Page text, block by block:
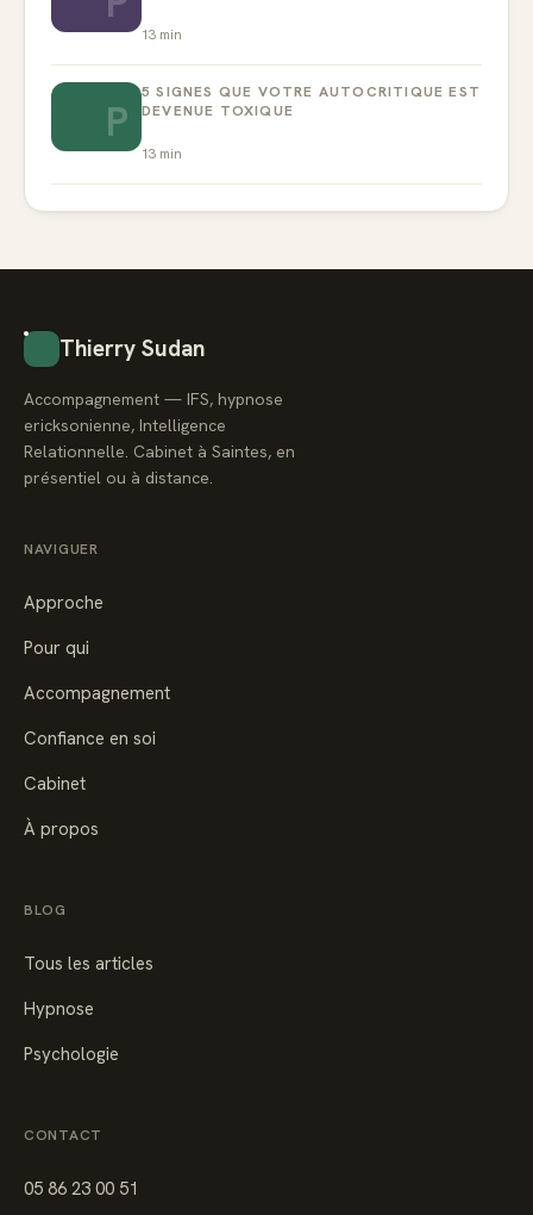
13 min
P
5 SIGNES QUE VOTRE AUTOCRITIQUE EST
DEVENUE TOXIQUE
13 min
Thierry Sudan
Accompagnement — IFS, hypnose
ericksonienne, Intelligence
Relationnelle. Cabinet à Saintes, en
présentiel ou à distance.
NAVIGUER
Approche
Pour qui
Accompagnement
Confiance en soi
Cabinet
À propos
BLOG
Tous les articles
Hypnose
Psychologie
CONTACT
05 86 23 00 51